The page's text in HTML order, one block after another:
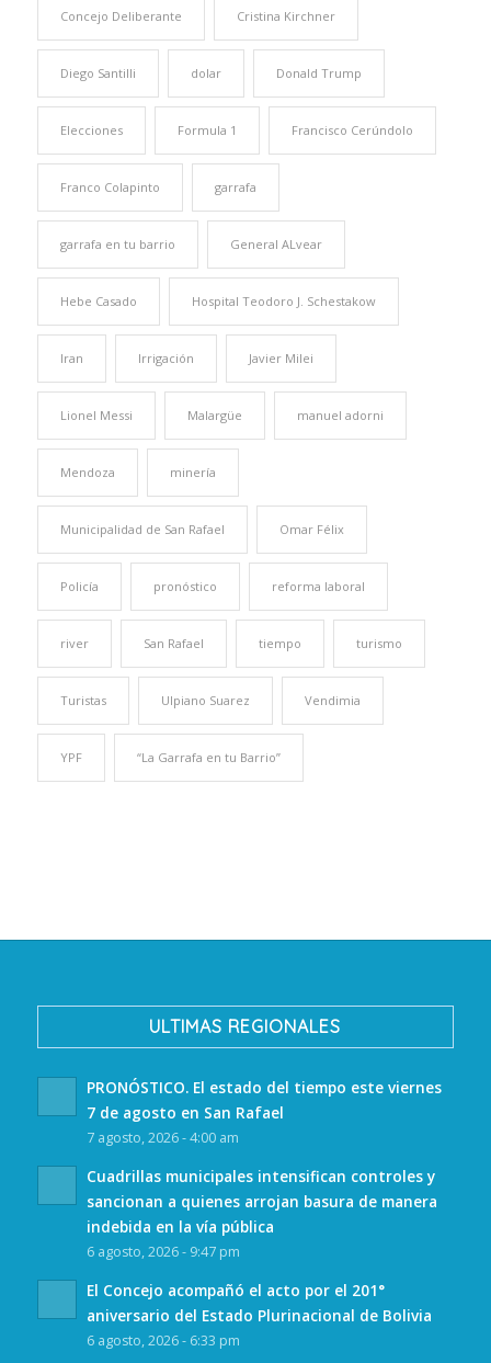
Concejo Deliberante Cristina Kirchner
Diego Santilli dolar Donald Trump
Elecciones Formula 1 Francisco Cerúndolo
Franco Colapinto garrafa
garrafa en tu barrio General ALvear
Hebe Casado Hospital Teodoro J. Schestakow
Iran Irrigación Javier Milei
Lionel Messi Malargüe manuel adorni
Mendoza minería
Municipalidad de San Rafael Omar Félix
Policía pronóstico reforma laboral
river San Rafael tiempo turismo
Turistas Ulpiano Suarez Vendimia
YPF “La Garrafa en tu Barrio”
ULTIMAS REGIONALES
PRONÓSTICO. El estado del tiempo este viernes
7 de agosto en San Rafael
7 agosto, 2026 - 4:00 am
Cuadrillas municipales intensifican controles y
sancionan a quienes arrojan basura de manera
indebida en la vía pública
6 agosto, 2026 - 9:47 pm
El Concejo acompañó el acto por el 201°
aniversario del Estado Plurinacional de Bolivia
6 agosto, 2026 - 6:33 pm